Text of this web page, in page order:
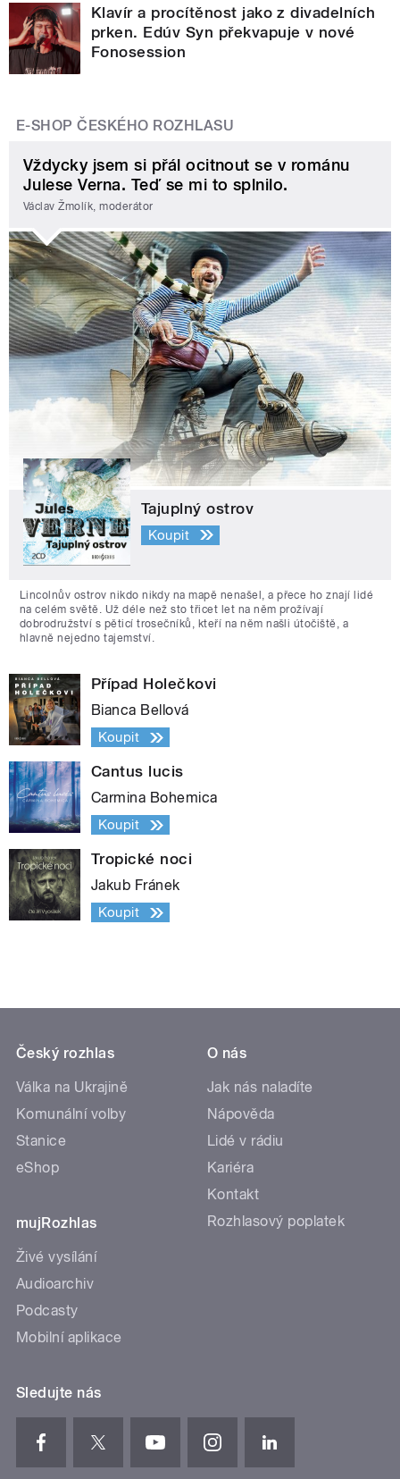
Klavír a procítěnost jako z divadelních
prken. Edúv Syn překvapuje v nové
Fonosession
E-SHOP ČESKÉHO ROZHLASU
Vždycky jsem si přál ocitnout se v románu
Julese Verna. Teď se mi to splnilo.
Václav Žmolík, moderátor
Tajuplný ostrov
Koupit
Lincolnův ostrov nikdo nikdy na mapě nenašel, a přece ho znají lidé
na celém světě. Už déle než sto třicet let na něm prožívají
dobrodružství s pěticí trosečníků, kteří na něm našli útočiště, a
hlavně nejedno tajemství.
Případ Holečkovi
Bianca Bellová
Koupit
Cantus lucis
Carmina Bohemica
Koupit
Tropické noci
Jakub Fránek
Koupit
Český rozhlas
Válka na Ukrajině
Komunální volby
Stanice
eShop
mujRozhlas
Živé vysílání
Audioarchiv
Podcasty
Mobilní aplikace
O nás
Jak nás naladíte
Nápověda
Lidé v rádiu
Kariéra
Kontakt
Rozhlasový poplatek
Sledujte nás